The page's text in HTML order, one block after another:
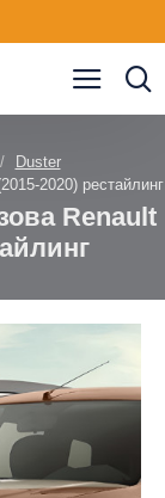
Duster
2020) рестайлинг
Renault